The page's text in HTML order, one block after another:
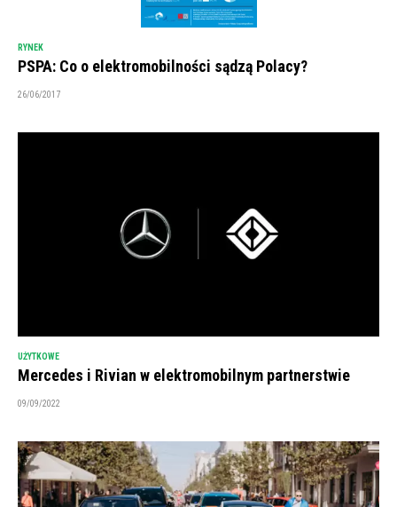
RYNEK
PSPA: Co o elektromobilności sądzą Polacy?
26/06/2017
UŻYTKOWE
Mercedes i Rivian w elektromobilnym partnerstwie
09/09/2022